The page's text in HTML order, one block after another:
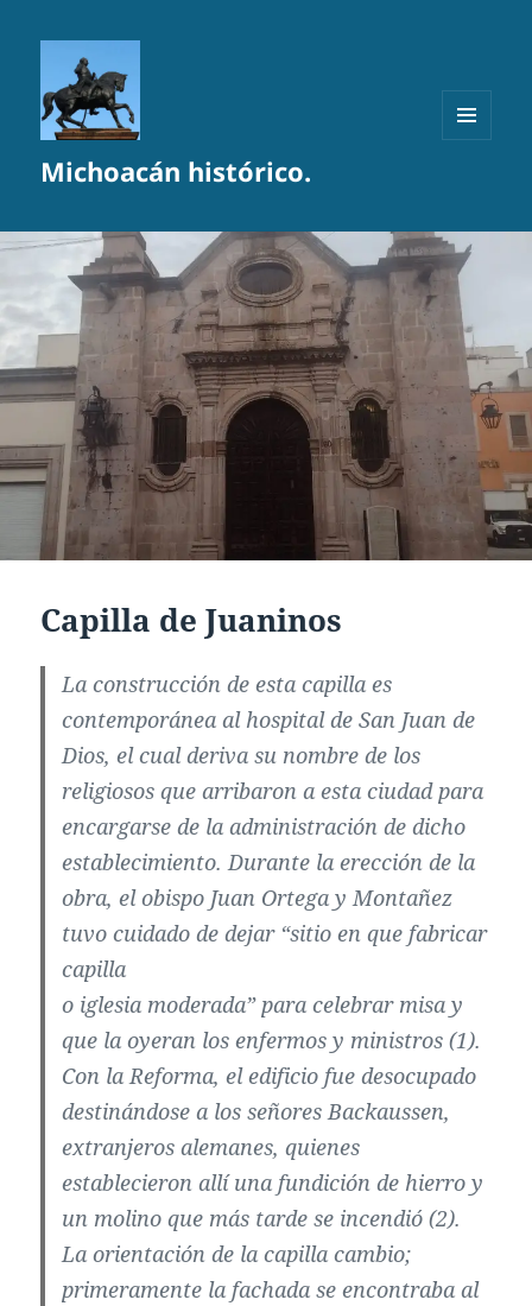
Michoacán histórico.
Capilla de Juaninos
La construcción de esta capilla es
contemporánea al hospital de San Juan de
Dios, el cual deriva su nombre de los
religiosos que arribaron a esta ciudad para
encargarse de la administración de dicho
establecimiento. Durante la erección de la
obra, el obispo Juan Ortega y Montañez
tuvo cuidado de dejar “sitio en que fabricar
capilla
o iglesia moderada” para celebrar misa y
que la oyeran los enfermos y ministros (1).
Con la Reforma, el edificio fue desocupado
destinándose a los señores Backaussen,
extranjeros alemanes, quienes
establecieron allí una fundición de hierro y
un molino que más tarde se incendió (2).
La orientación de la capilla cambio;
primeramente la fachada se encontraba al